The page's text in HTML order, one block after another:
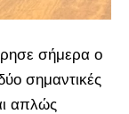
σήμερα ο
σημαντικές
απλώς